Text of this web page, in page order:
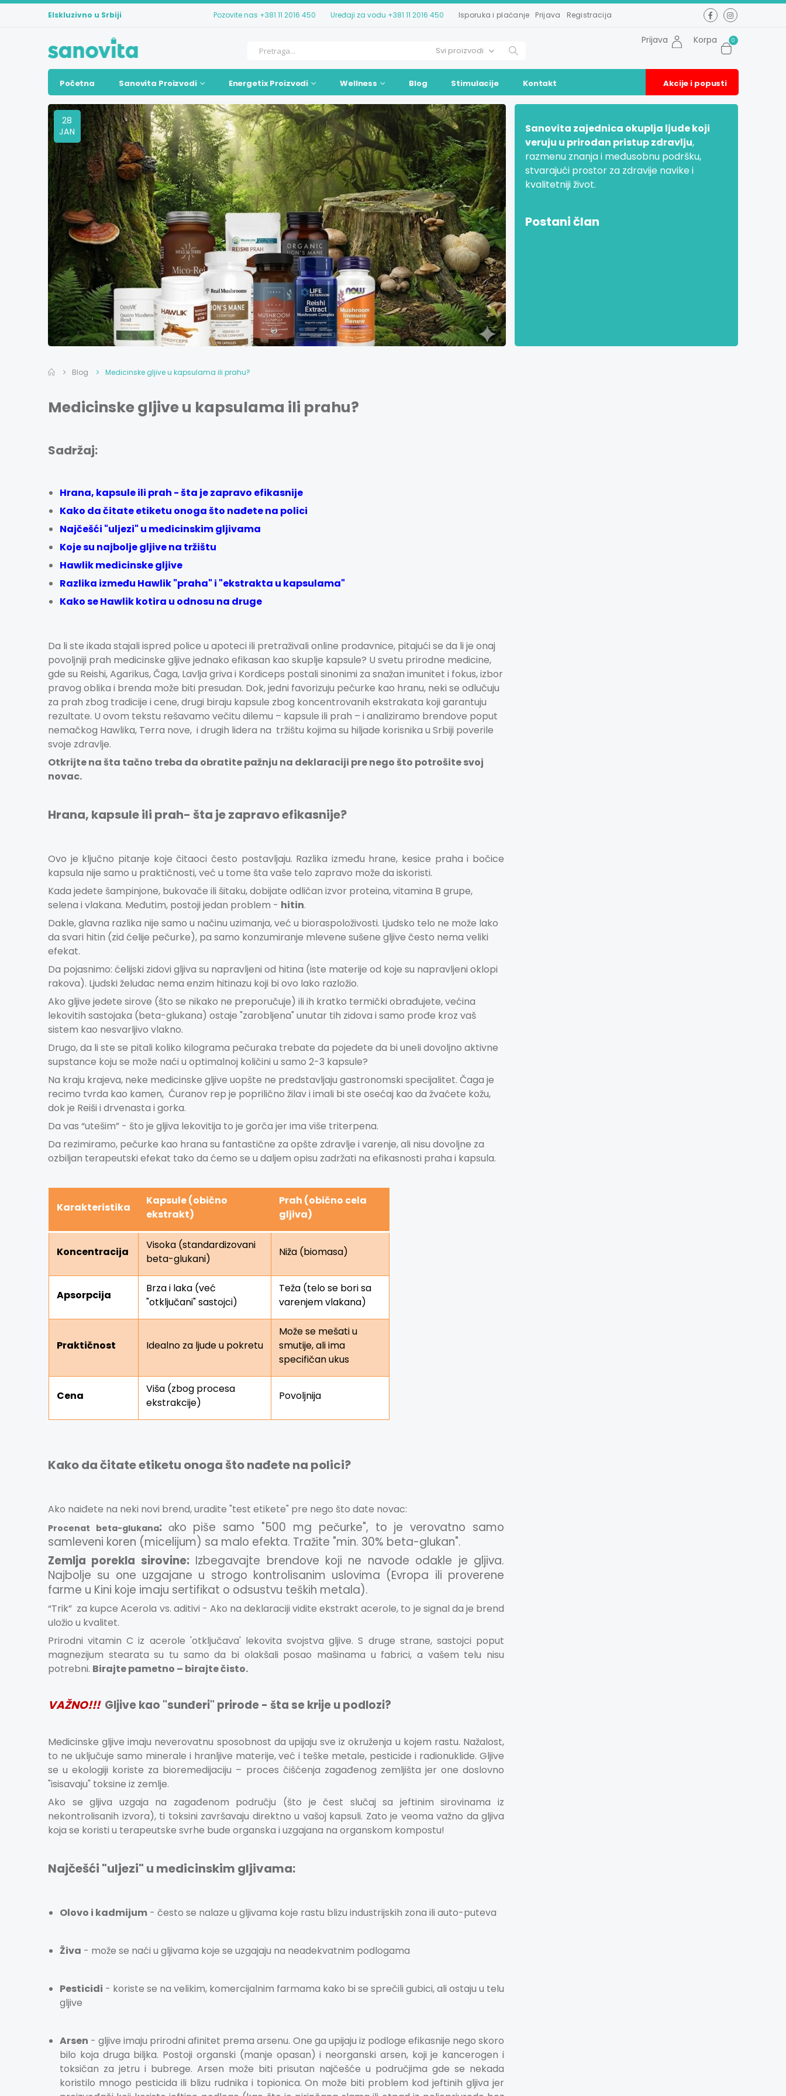
Elskluzivno u Srbiji Pozovite nas +381 11 2016 450 Uređaji za vodu +381 11 2016 450 Isporuka i plaćanje Prijava Registracija
Prijava Korpa 0
Početna Sanovita Proizvodi Energetix Proizvodi Wellness Blog Stimulacije Kontakt Akcije i popusti
28
JAN
Sanovita zajednica okuplja ljude koji
veruju u prirodan pristup zdravlju,
razmenu znanja i međusobnu podršku,
stvarajući prostor za zdravije navike i
kvalitetniji život.
Postani član
Blog Medicinske gljive u kapsulama ili prahu?
Medicinske gljive u kapsulama ili prahu?
Sadržaj:
Hrana, kapsule ili prah - šta je zapravo efikasnije
Kako da čitate etiketu onoga što nađete na polici
Najčešći "uljezi" u medicinskim gljivama
Koje su najbolje gljive na tržištu
Hawlik medicinske gljive
Razlika između Hawlik "praha" i "ekstrakta u kapsulama"
Kako se Hawlik kotira u odnosu na druge
Da li ste ikada stajali ispred police u apoteci ili pretraživali online prodavnice, pitajući se da li je onaj
povoljniji prah medicinske gljive jednako efikasan kao skuplje kapsule? U svetu prirodne medicine,
gde su Reishi,Agarikus, Čaga, Lavlja griva i Kordiceps postali sinonimi za snažan imunitet i fokus, izbor
pravog oblika i brenda može biti presudan. Dok, jedni favorizuju pečurke kao hranu, neki se odlučuju
za prah zbog tradicije i cene, drugi biraju kapsule zbog koncentrovanih ekstrakata koji garantuju
rezultate. U ovom tekstu rešavamo večitu dilemu – kapsule ili prah – i analiziramo brendove poput
nemačkog Hawlika, Terra nove, i drugih lidera na tržištu kojima su hiljade korisnika u Srbiji poverile
svoje zdravlje.
Otkrijte na šta tačno treba da obratite pažnju na deklaraciji pre nego što potrošite svoj
novac.
Hrana, kapsule ili prah- šta je zapravo efikasnije?
Ovo je ključno pitanje koje čitaoci često postavljaju. Razlika između hrane, kesice praha i bočice
kapsula nije samo u praktičnosti, već u tome šta vaše telo zapravo može da iskoristi.
Kada jedete šampinjone, bukovače ili šitaku, dobijate odličan izvor proteina, vitamina B grupe,
selena i vlakana. Međutim, postoji jedan problem - hitin.
Dakle, glavna razlika nije samo u načinu uzimanja, već u bioraspoloživosti. Ljudsko telo ne može lako
da svari hitin (zid ćelije pečurke), pa samo konzumiranje mlevene sušene gljive često nema veliki
efekat.
Da pojasnimo: ćelijski zidovi gljiva su napravljeni od hitina (iste materije od koje su napravljeni oklopi
rakova). Ljudski želudac nema enzim hitinazu koji bi ovo lako razložio.
Ako gljive jedete sirove (što se nikako ne preporučuje) ili ih kratko termički obrađujete, većina
lekovitih sastojaka (beta-glukana) ostaje "zarobljena" unutar tih zidova i samo prođe kroz vaš
sistem kao nesvarljivo vlakno.
Drugo, da li ste se pitali koliko kilograma pečuraka trebate da pojedete da bi uneli dovoljno aktivne
supstance koju se može naći u optimalnoj količini u samo 2-3 kapsule?
Na kraju krajeva, neke medicinske gljive uopšte ne predstavljaju gastronomski specijalitet. Čaga je
recimo tvrda kao kamen, Ćuranov rep je poprilično žilav i imali bi ste osećaj kao da žvaćete kožu,
dok je Reiši i drvenasta i gorka.
Da vas “utešim” - što je gljiva lekovitija to je gorča jer ima više triterpena.
Da rezimiramo, pečurke kao hrana su fantastične za opšte zdravlje i varenje, ali nisu dovoljne za
ozbiljan terapeutski efekat tako da ćemo se u daljem opisu zadržati na efikasnosti praha i kapsula.
Karakteristika
Kapsule (obično
ekstrakt)
Prah (obično cela
gljiva)
Koncentracija
Visoka (standardizovani
beta-glukani)
Niža (biomasa)
Apsorpcija
Brza i laka (već
"otključani" sastojci)
Teža (telo se bori sa
varenjem vlakana)
Praktičnost Idealno za ljude u pokretu
Može se mešati u
smutije, ali ima
specifičan ukus
Cena
Viša (zbog procesa
ekstrakcije)
Povoljnija
Kako da čitate etiketu onoga što nađete na polici?
Ako naiđete na neki novi brend, uradite "test etikete" pre nego što date novac:
Procenat beta-glukana: ako piše samo "500 mg pečurke", to je verovatno samo
samleveni koren (micelijum) sa malo efekta. Tražite "min. 30% beta-glukan".
Zemlja porekla sirovine:Izbegavajte brendove koji ne navode odakle je gljiva.
Najbolje su one uzgajane u strogo kontrolisanim uslovima (Evropa ili proverene
farme u Kini koje imaju sertifikat o odsustvu teških metala).
“Trik” za kupce Acerola vs. aditivi - Ako na deklaraciji vidite ekstrakt acerole, to je signal da je brend
uložio u kvalitet.
Prirodni vitamin C iz acerole 'otključava' lekovita svojstva gljive. S druge strane, sastojci poput
magnezijum stearata su tu samo da bi olakšali posao mašinama u fabrici, a vašem telu nisu
potrebni. Birajte pametno – birajte čisto.
VAŽNO!!! Gljive kao "sunđeri" prirode - šta se krije u podlozi?
Medicinske gljive imaju neverovatnu sposobnost da upijaju sve iz okruženja u kojem rastu. Nažalost,
to ne uključuje samo minerale i hranljive materije, već i teške metale, pesticide i radionuklide. Gljive
se u ekologiji koriste za bioremedijaciju – proces čišćenja zagađenog zemljišta jer one doslovno
"isisavaju" toksine iz zemlje.
Ako se gljiva uzgaja na zagađenom području (što je čest slučaj sa jeftinim sirovinama iz
nekontrolisanih izvora), ti toksini završavaju direktno u vašoj kapsuli. Zato je veoma važno da gljiva
koja se koristi u terapeutske svrhe bude organska i uzgajana na organskom kompostu!
Najčešći "uljezi" u medicinskim gljivama:
Olovo i kadmijum - često se nalaze u gljivama koje rastu blizu industrijskih zona ili auto-puteva
Živa - može se naći u gljivama koje se uzgajaju na neadekvatnim podlogama
Pesticidi - koriste se na velikim, komercijalnim farmama kako bi se sprečili gubici, ali ostaju u telu
gljive
Arsen - gljive imaju prirodni afinitet prema arsenu. One ga upijaju iz podloge efikasnije nego skoro
bilo koja druga biljka. Postoji organski (manje opasan) i neorganski arsen, koji je kancerogen i
toksičan za jetru i bubrege. Arsen može biti prisutan najčešće u područjima gde se nekada
koristilo mnogo pesticida ili blizu rudnika i topionica. On može biti problem kod jeftinih gljiva jer